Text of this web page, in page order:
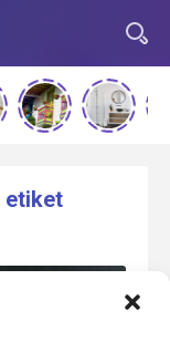
etiket